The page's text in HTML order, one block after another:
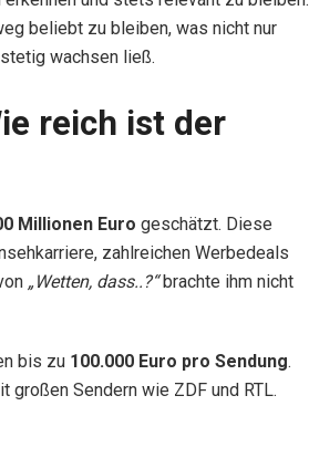
beliebt zu bleiben, was nicht nur
stetig wachsen ließ.
reich ist der
Millionen Euro geschätzt. Diese
zahlreichen Werbedeals
„Wetten, dass..?“brachte ihm nicht
bis zu 100.000 Euro pro Sendung.
großen Sendern wie ZDF und RTL.